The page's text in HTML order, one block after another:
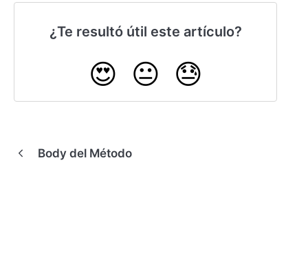
¿Te resultó útil este artículo?
😍 😐 😓
Body del Método